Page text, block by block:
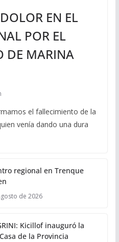
EN EL
POR EL
DE MARINA
el fallecimiento de la
venía dando una dura
regional en Trenque
de 2026
Kicillof inauguró la
de la Provincia